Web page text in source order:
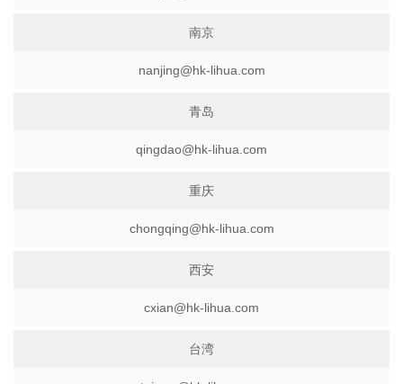
南京
nanjing@hk-lihua.com
青岛
qingdao@hk-lihua.com
重庆
chongqing@hk-lihua.com
西安
cxian@hk-lihua.com
台湾